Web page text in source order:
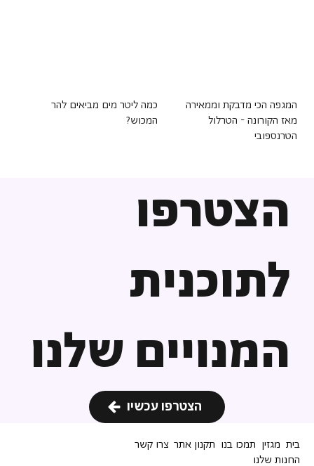
הצטרפו
לתוכנית
המנויים שלנו
הצטרפו עכשיו
המגפה הכי מדבקת וממאירה
מאז הקורונה - הטרלול
הטרנספובי
כמה ליטר מים מביאים להר
המכוש?
בית מגזין תמכו בנו תקנון אתר צרו קשר
החנות שלנו